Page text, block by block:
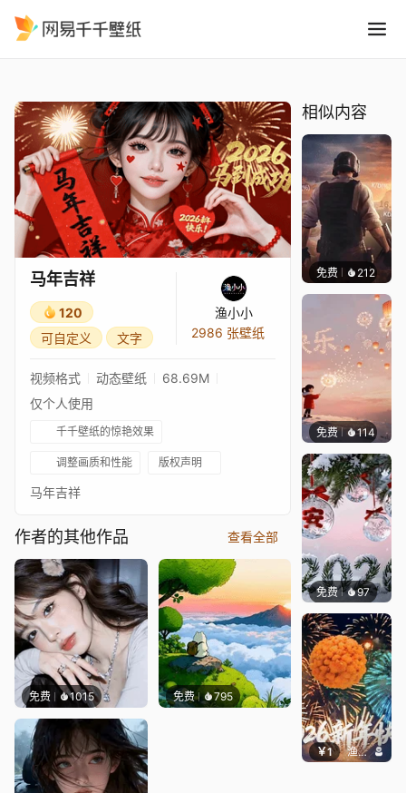
马年吉祥
120
可自定义
文字
渔小小
2986 张壁纸
视频格式 动态壁纸
68.69M
仅个人使用
千千壁纸的惊艳效果
调整画质和性能 版权声明
马年吉祥
作者的其他作品 查看全部
免费 1015 免费 795
相似内容
免费 212鲨鲨啊
免费 114渔小小
免费 97好看
￥1 渔小小